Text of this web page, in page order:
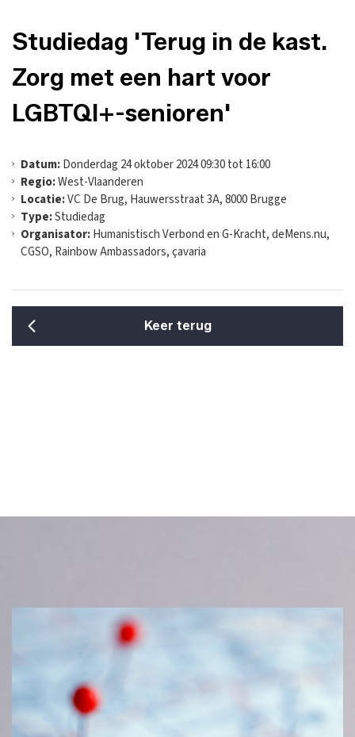
Studiedag 'Terug in de kast.
Zorg met een hart voor
LGBTQI+-senioren'
Datum:Donderdag 24 oktober 2024 09:30 tot 16:00
Regio:West-Vlaanderen
Locatie:VC De Brug, Hauwersstraat 3A, 8000 Brugge
Type:Studiedag
Organisator:Humanistisch Verbond en G-Kracht, deMens.nu,
CGSO, Rainbow Ambassadors, çavaria
Keer terug